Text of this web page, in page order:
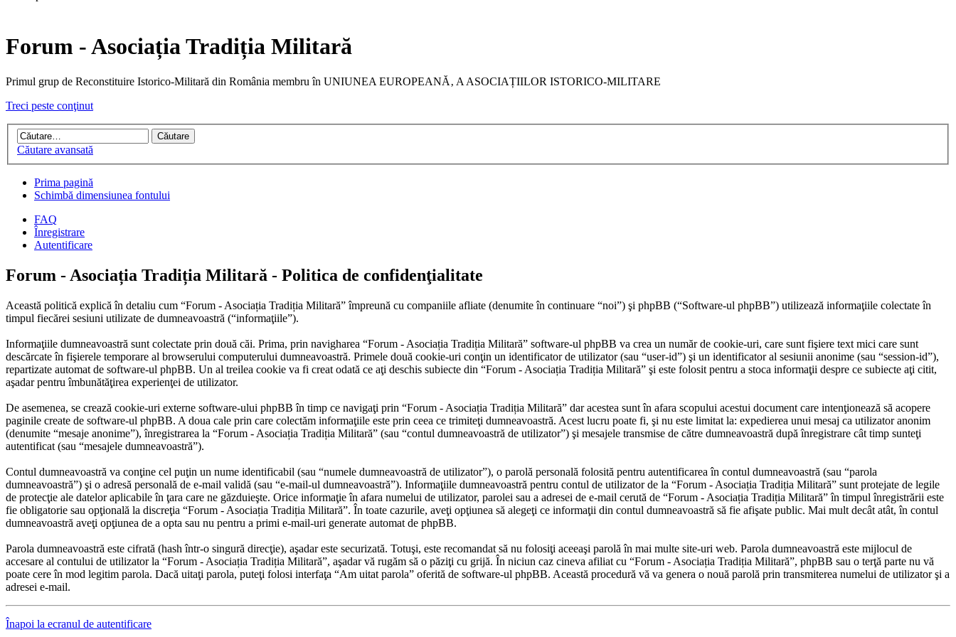
Forum - Asociația Tradiția Militară
Primul grup de Reconstituire Istorico-Militară din România membru în UNIUNEA EUROPEANĂ‚ A ASOCIAȚIILOR ISTORICO-MILITARE
Treci peste conţinut
Căutare avansată
Prima pagină
Schimbă dimensiunea fontului
FAQ
Înregistrare
Autentificare
Forum - Asociația Tradiția Militară - Politica de confidenţialitate
Această politică explică în detaliu cum “Forum - Asociația Tradiția Militară” împreună cu companiile afliate (denumite în continuare “noi”) şi phpBB (“Software-ul phpBB”) utilizează informaţiile colectate în
timpul fiecărei sesiuni utilizate de dumneavoastră (“informaţiile”).
Informaţiile dumneavoastră sunt colectate prin două căi. Prima, prin navigharea “Forum - Asociația Tradiția Militară” software-ul phpBB va crea un număr de cookie-uri, care sunt fişiere text mici care sunt
descărcate în fişierele temporare al browserului computerului dumneavoastră. Primele două cookie-uri conţin un identificator de utilizator (sau “user-id”) şi un identificator al sesiunii anonime (sau “session-id”),
repartizate automat de software-ul phpBB. Un al treilea cookie va fi creat odată ce aţi deschis subiecte din “Forum - Asociația Tradiția Militară” şi este folosit pentru a stoca informaţii despre ce subiecte aţi citit,
aşadar pentru îmbunătăţirea experienţei de utilizator.
De asemenea, se crează cookie-uri externe software-ului phpBB în timp ce navigaţi prin “Forum - Asociația Tradiția Militară” dar acestea sunt în afara scopului acestui document care intenţionează să acopere
paginile create de software-ul phpBB. A doua cale prin care colectăm informaţiile este prin ceea ce trimiteţi dumneavoastră. Acest lucru poate fi, şi nu este limitat la: expedierea unui mesaj ca utilizator anonim
(denumite “mesaje anonime”), înregistrarea la “Forum - Asociația Tradiția Militară” (sau “contul dumneavoastră de utilizator”) şi mesajele transmise de către dumneavoastră după înregistrare cât timp sunteţi
autentificat (sau “mesajele dumneavoastră”).
Contul dumneavoastră va conţine cel puţin un nume identificabil (sau “numele dumneavoastră de utilizator”), o parolă personală folosită pentru autentificarea în contul dumneavoastră (sau “parola
dumneavoastră”) şi o adresă personală de e-mail validă (sau “e-mail-ul dumneavoastră”). Informaţiile dumneavoastră pentru contul de utilizator de la “Forum - Asociația Tradiția Militară” sunt protejate de legile
de protecţie ale datelor aplicabile în ţara care ne găzduieşte. Orice informaţie în afara numelui de utilizator, parolei sau a adresei de e-mail cerută de “Forum - Asociația Tradiția Militară” în timpul înregistrării este
fie obligatorie sau opţională la discreţia “Forum - Asociația Tradiția Militară”. În toate cazurile, aveţi opţiunea să alegeţi ce informaţii din contul dumneavoastră să fie afişate public. Mai mult decât atât, în contul
dumneavoastră aveţi opţiunea de a opta sau nu pentru a primi e-mail-uri generate automat de phpBB.
Parola dumneavoastră este cifrată (hash într-o singură direcţie), aşadar este securizată. Totuşi, este recomandat să nu folosiţi aceeaşi parolă în mai multe site-uri web. Parola dumneavoastră este mijlocul de
accesare al contului de utilizator la “Forum - Asociația Tradiția Militară”, aşadar vă rugăm să o păziţi cu grijă. În niciun caz cineva afiliat cu “Forum - Asociația Tradiția Militară”, phpBB sau o terţă parte nu vă
poate cere în mod legitim parola. Dacă uitaţi parola, puteţi folosi interfaţa “Am uitat parola” oferită de software-ul phpBB. Această procedură vă va genera o nouă parolă prin transmiterea numelui de utilizator şi a
adresei e-mail.
Înapoi la ecranul de autentificare